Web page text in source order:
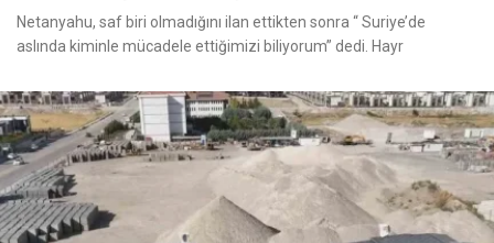
Netanyahu, saf biri olmadığını ilan ettikten sonra “ Suriye’de
aslında kiminle mücadele ettiğimizi biliyorum” dedi. Hayr